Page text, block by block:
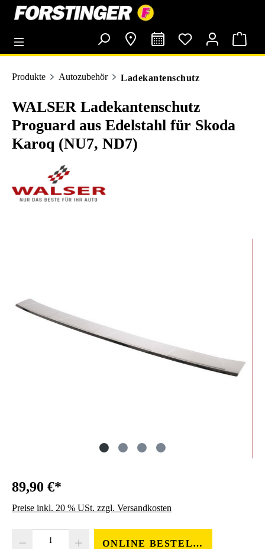
springen
Produkte Autozubehör Ladekantenschutz
WALSER Ladekantenschutz
Proguard aus Edelstahl für Skoda
Karoq (NU7, ND7)
89,90 €*
Preise inkl. 20 % USt. zzgl. Versandkosten
ONLINE BESTELLEN